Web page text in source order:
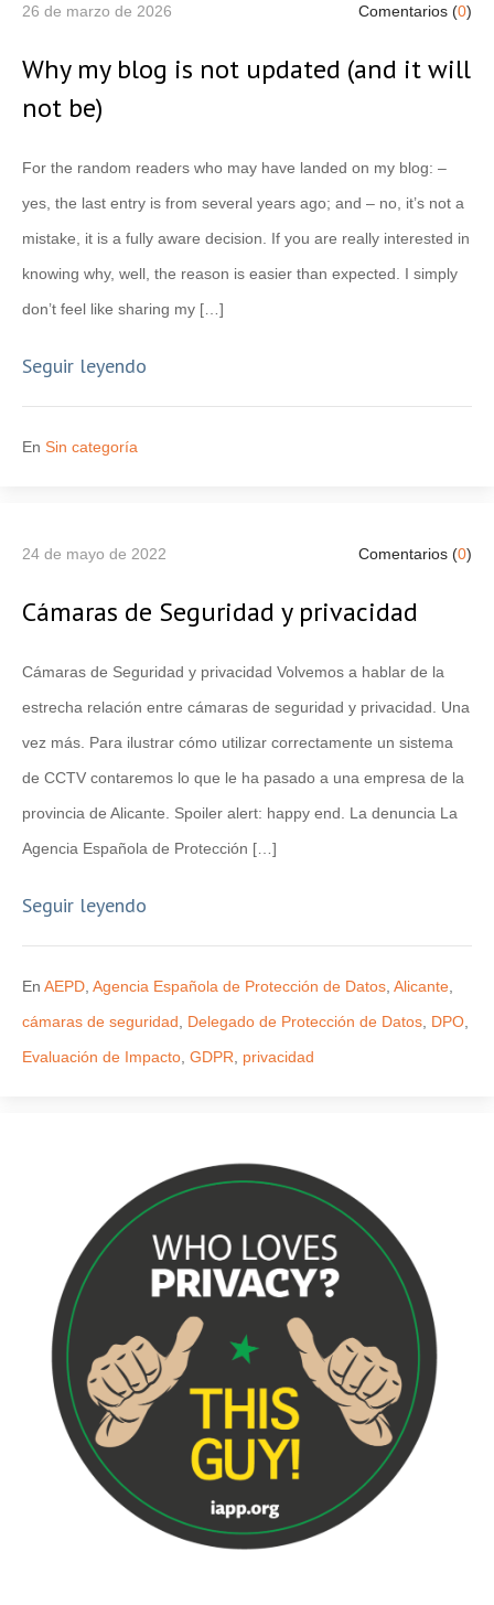
26 de marzo de 2026 Comentarios (0)
Why my blog is not updated (and it will
not be)
For the random readers who may have landed on my blog: –
yes, the last entry is from several years ago; and – no, it’s not a
mistake, it is a fully aware decision. If you are really interested in
knowing why, well, the reason is easier than expected. I simply
don’t feel like sharing my […]
Seguir leyendo
En Sin categoría
24 de mayo de 2022 Comentarios (0)
Cámaras de Seguridad y privacidad
Cámaras de Seguridad y privacidad Volvemos a hablar de la
estrecha relación entre cámaras de seguridad y privacidad. Una
vez más. Para ilustrar cómo utilizar correctamente un sistema
de CCTV contaremos lo que le ha pasado a una empresa de la
provincia de Alicante. Spoiler alert: happy end. La denuncia La
Agencia Española de Protección […]
Seguir leyendo
En AEPD Agencia Española de Protección de Datos Alicante
cámaras de seguridad
Delegado de Protección de Datos DPO
Evaluación de Impacto GDPR privacidad